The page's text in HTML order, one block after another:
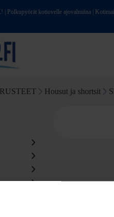
kotiovelle ajovalmiina |
Housut ja shortsit